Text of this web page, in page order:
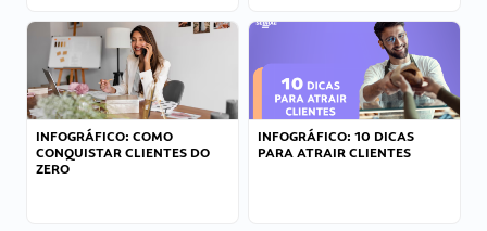
INFOGRÁFICO: COMO
CONQUISTAR CLIENTES DO
ZERO
INFOGRÁFICO: 10 DICAS
PARA ATRAIR CLIENTES